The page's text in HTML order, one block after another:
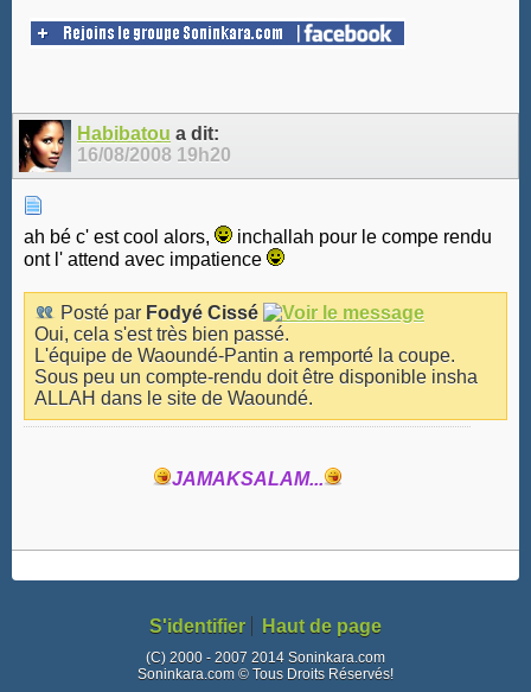
Habibatou a dit:
16/08/2008 19h20
ah bé c' est cool alors,
inchallah pour le compe rendu
ont l' attend avec impatience
Posté par Fodyé Cissé
Oui, cela s'est très bien passé.
L'équipe de Waoundé-Pantin a remporté la coupe.
Sous peu un compte-rendu doit être disponible insha
ALLAH dans le site de Waoundé.
JAMAKSALAM...
S'identifier Haut de page
(C) 2000 - 2007 2014 Soninkara.com
Soninkara.com © Tous Droits Réservés!